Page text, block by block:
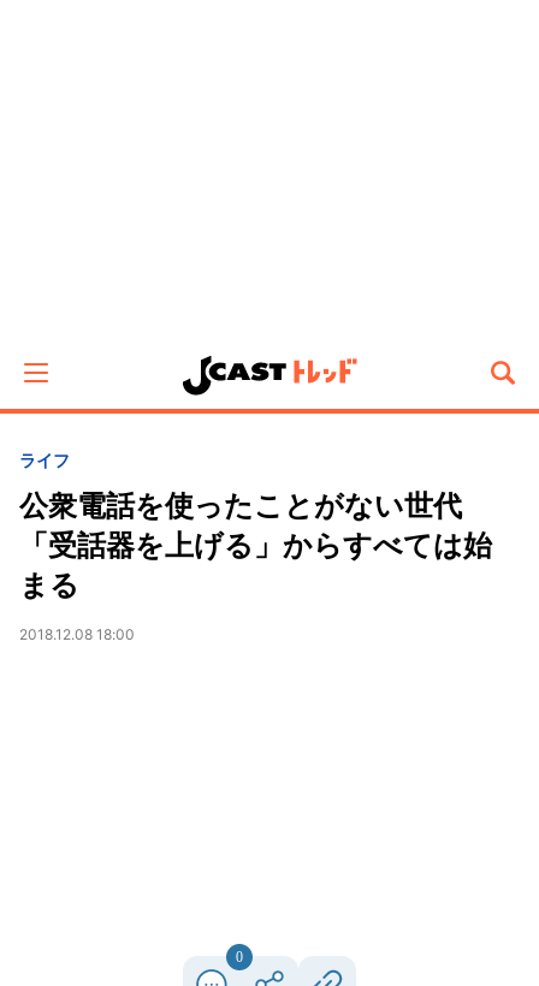
ライフ
公衆電話を使ったことがない世代
「受話器を上げる」からすべては始
まる
2018.12.08 18:00
0